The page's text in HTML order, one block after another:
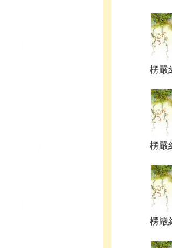
楞嚴
楞嚴
楞嚴